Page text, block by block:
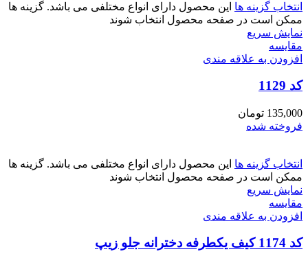
انتخاب گزینه ها این محصول دارای انواع مختلفی می باشد. گزینه ها
ممکن است در صفحه محصول انتخاب شوند
نمایش سریع
مقايسه
افزودن به علاقه مندی
کد 1129
135,000 تومان
فروخته شده
انتخاب گزینه ها این محصول دارای انواع مختلفی می باشد. گزینه ها
ممکن است در صفحه محصول انتخاب شوند
نمایش سریع
مقايسه
افزودن به علاقه مندی
کد 1174 کیف یکطرفه دخترانه جلو زیپ